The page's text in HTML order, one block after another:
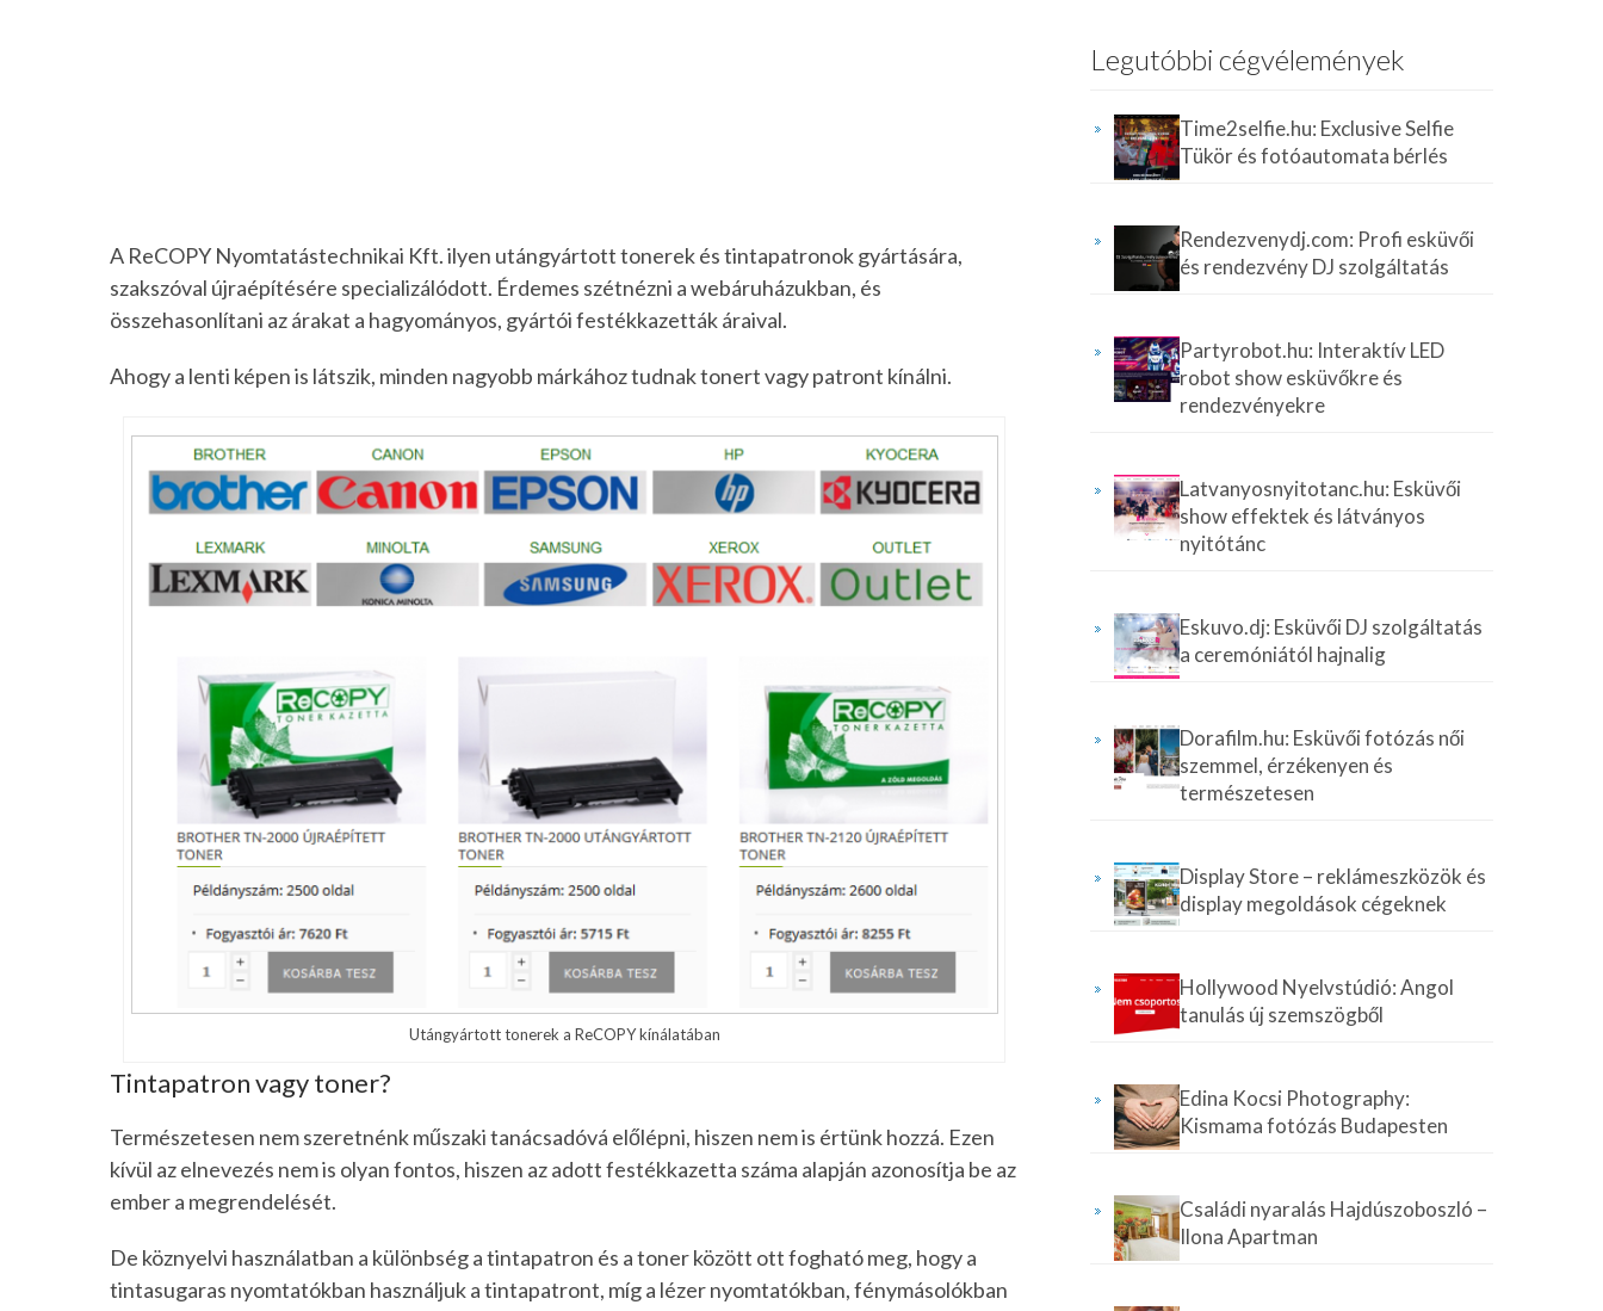
A ReCOPY Nyomtatástechnikai Kft. ilyen utángyártott tonerek és tintapatronok gyártására,
szakszóval újraépítésére specializálódott. Érdemes szétnézni a webáruházukban, és
összehasonlítani az árakat a hagyományos, gyártói festékkazetták áraival.
Ahogy a lenti képen is látszik, minden nagyobb márkához tudnak tonert vagy patront kínálni.
Utángyártott tonerek a ReCOPY kínálatában
Tintapatron vagy toner?
Természetesen nem szeretnénk műszaki tanácsadóvá előlépni, hiszen nem is értünk hozzá. Ezen
kívül az elnevezés nem is olyan fontos, hiszen az adott festékkazetta száma alapján azonosítja be az
ember a megrendelését.
De köznyelvi használatban a különbség a tintapatron és a toner között ott fogható meg, hogy a
tintasugaras nyomtatókban használjuk a tintapatront, míg a lézer nyomtatókban, fénymásolókban
Legutóbbi cégvélemények
Time2selfie.hu: Exclusive Selfie
Tükör és fotóautomata bérlés
Rendezvenydj.com: Profi esküvői
és rendezvény DJ szolgáltatás
Partyrobot.hu: Interaktív LED
robot show esküvőkre és
rendezvényekre
Latvanyosnyitotanc.hu: Esküvői
show effektek és látványos
nyitótánc
Eskuvo.dj: Esküvői DJ szolgáltatás
a ceremóniától hajnalig
Dorafilm.hu: Esküvői fotózás női
szemmel, érzékenyen és
természetesen
Display Store – reklámeszközök és
display megoldások cégeknek
Hollywood Nyelvstúdió: Angol
tanulás új szemszögből
Edina Kocsi Photography:
Kismama fotózás Budapesten
Családi nyaralás Hajdúszoboszló –
Ilona Apartman